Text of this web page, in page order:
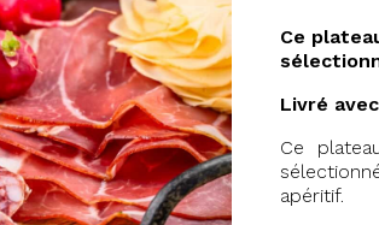
Ce
Livré
Ce
apéritif.